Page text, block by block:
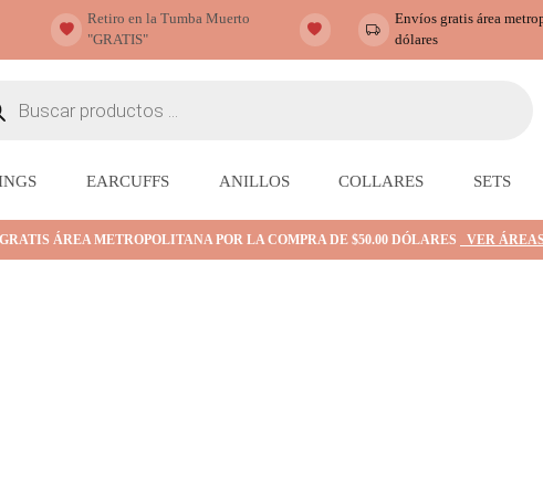
Retiro en la Tumba Muerto
"GRATIS"
Envíos gratis área
dólares
EARCUFFS ANILLOS COLLARES SETS
ÁREA METROPOLITANA POR LA COMPRA DE $50.00 DÓLARES VER ÁREAS